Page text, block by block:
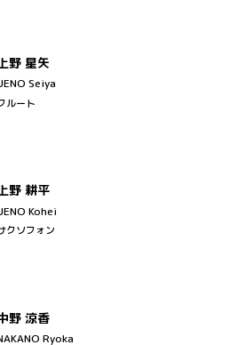
野 星矢
Seiya
ルート
野 耕平
Kohei
クソフォン
野 涼香
Ryoka